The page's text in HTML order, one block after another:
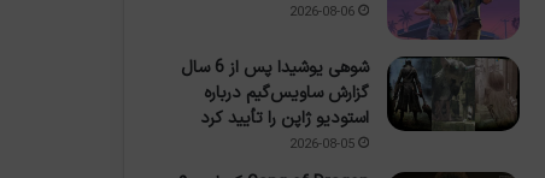
2026-08-06
شوهی یوشیدا پس از 6 سال
گزارش ساویس‌گیم درباره
استودیو ژاپن را تأیید کرد
2026-08-05